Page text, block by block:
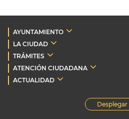
AYUNTAMIENTO
LA CIUDAD
TRÁMITES
ATENCIÓN CIUDADANA
ACTUALIDAD
Desplegar